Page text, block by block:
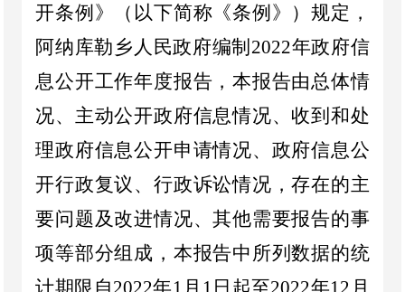
开条例》（以下简称《条例》）规定 ，
阿纳库勒 乡人民政府编制 2022年政府信
息公开工作年度报告 ，本报告由总体情
况、主动公开政府信息情况、收到和处
理政府信息公开申请情况、政府信息公
开行政复议、行政诉讼情况，存在的主
要问题及改进情况、其他需要报告的事
项等部分组成， 本报告中所列数据的统
计期限自2022年1月 1 日起至2022年12 月